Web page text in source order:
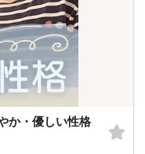
か・優しい性格